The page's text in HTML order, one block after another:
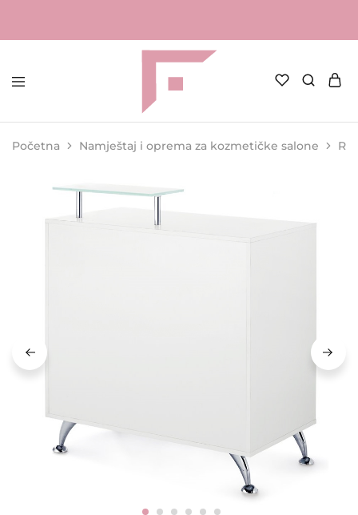
FAME
Profesionalna
za
kozmetičke
Početna Namještaj i oprema za kozmetičke salone